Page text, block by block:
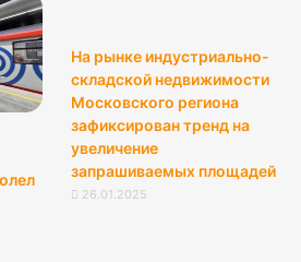
На рынке индустриально-
складской недвижимости
Московского региона
зафиксирован тренд на
увеличение
запрашиваемых площадей
26.01.2025